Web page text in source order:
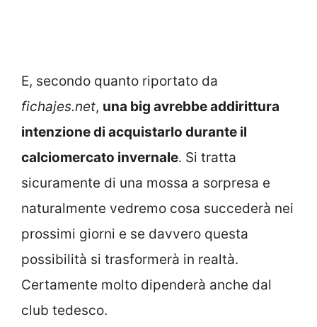
E, secondo quanto riportato da
fichajes.net, una big avrebbe addirittura
intenzione di acquistarlo durante il
calciomercato invernale. Si tratta
sicuramente di una mossa a sorpresa e
naturalmente vedremo cosa succederà nei
prossimi giorni e se davvero questa
possibilità si trasformerà in realtà.
Certamente molto dipenderà anche dal
club tedesco.